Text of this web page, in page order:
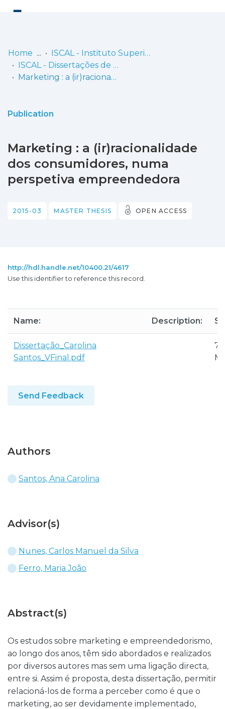
Communities
Statistics
Home
ISCAL - Instituto Superior de Contabilidade e Administração de Lisboa
ISCAL - Dissertações de Mestrado
Marketing : a (ir)racionalidade dos consumidores, numa perspetiva empreendedora
Publication
Marketing : a (ir)racionalidade
dos consumidores, numa
perspetiva empreendedora
2015-03 MASTER THESIS OPEN ACCESS
http://hdl.handle.net/10400.21/4617
Use this identifier to reference this record.
Name: Description:
Dissertação_Carolina
Santos_VFinal.pdf
Send Feedback
Authors
Santos, Ana Carolina
Advisor(s)
Nunes, Carlos Manuel da Silva
Ferro, Maria João
Abstract(s)
Os estudos sobre marketing e empreendedorismo,
ao longo dos anos, têm sido abordados e realizados
por diversos autores mas sem uma ligação directa,
entre si. Assim é proposta, desta dissertação, permitir
relacioná-los de forma a perceber como é que o
marketing, ao ser devidamente implementado,